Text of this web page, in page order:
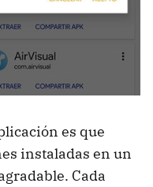
es que
instaladas en un
Cada